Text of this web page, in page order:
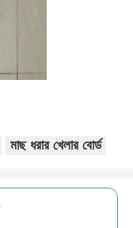
মাছ ধরার খেলার বোর্ড